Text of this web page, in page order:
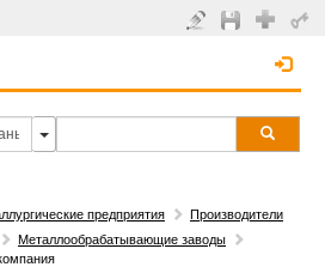
предприятия
Производители
Металлообрабатывающие заводы